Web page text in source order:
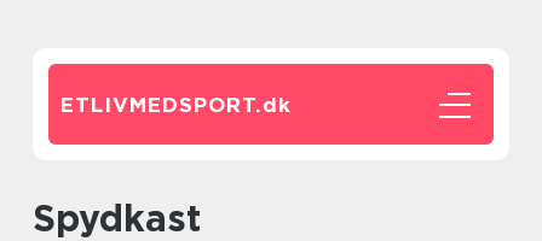
ETLIVMEDSPORT.dk
spydkast